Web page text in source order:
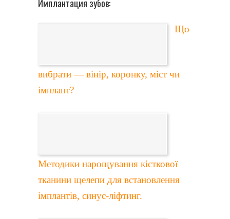
Що
вибрати — вінір, коронку, міст чи
імплант?
Методики нарощування кісткової
тканини щелепи для встановлення
імплантів, синус-ліфтинг.